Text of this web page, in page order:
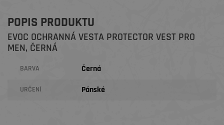
POPIS PRODUKTU
EVOC OCHRANNÁ VESTA PROTECTOR VEST PRO
MEN, ČERNÁ
BARVA Černá
URČENÍ Pánské